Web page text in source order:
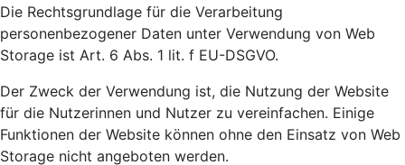
Die Rechtsgrundlage für die Verarbeitung
personenbezogener Daten unter Verwendung von Web
Storage ist Art. 6 Abs. 1 lit. f EU-DSGVO.
Der Zweck der Verwendung ist, die Nutzung der Website
für die Nutzerinnen und Nutzer zu vereinfachen. Einige
Funktionen der Website können ohne den Einsatz von Web
Storage nicht angeboten werden.